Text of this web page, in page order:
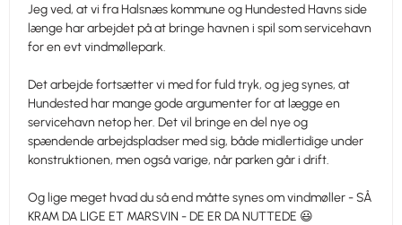
Jeg ved, at vi fra Halsnæs kommune og Hundested Havns side
længe har arbejdet på at bringe havnen i spil som servicehavn
for en evt vindmøllepark.
Det arbejde fortsætter vi med for fuld tryk, og jeg synes, at
Hundested har mange gode argumenter for at lægge en
servicehavn netop her. Det vil bringe en del nye og
spændende arbejdspladser med sig, både midlertidige under
konstruktionen, men også varige, når parken går i drift.
Og lige meget hvad du så end måtte synes om vindmøller - SÅ
KRAM DA LIGE ET MARSVIN - DE ER DA NUTTEDE 😃